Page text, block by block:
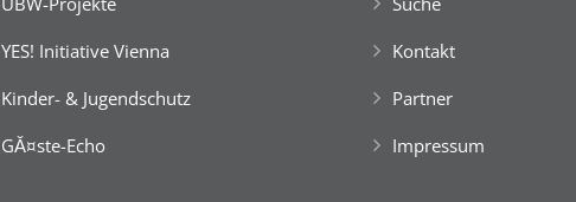
'CateringInsel' frisch zubereiteten, kĂśstlichen Bio-
> 'Schlafnester CampLodges'
Spontan anfragen,
Kinder, Geschwister & Freund*innen begeistern
YES! Initiative Vienna
Kinder- & Jugendschutz
GĂ¤ste-Echo
Kontakt
Partner
Impressum